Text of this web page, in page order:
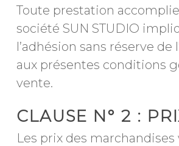
Toute prestation
société SUN STUDIO
l’adhésion sans réserve de
aux présentes conditions
vente.
CLAUSE N° 2 :
Les prix des marchandises